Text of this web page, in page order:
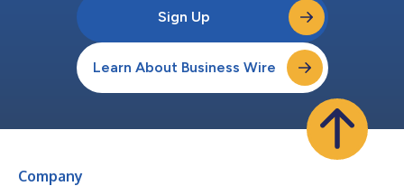
Sign Up
Learn About Business Wire
Company